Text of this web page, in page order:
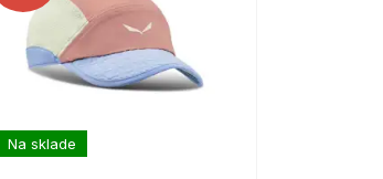
Na sklade